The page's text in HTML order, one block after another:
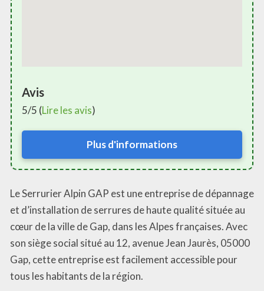
Avis
5/5 (Lire les avis)
Plus d'informations
Le Serrurier Alpin GAP est une entreprise de dépannage
et d’installation de serrures de haute qualité située au
cœur de la ville de Gap, dans les Alpes françaises. Avec
son siège social situé au 12, avenue Jean Jaurès, 05000
Gap, cette entreprise est facilement accessible pour
tous les habitants de la région.